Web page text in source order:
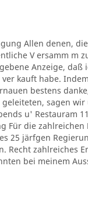
Allen denen,
V ersamm m
Anzeige, daß
kauft habe.
bestens
sagen
u' Restauram
Für die zahlreichen
25 järfgen
Recht zahlreiches
bei meinem